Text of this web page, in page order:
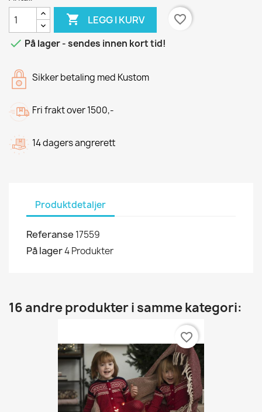
 LEGG I KURV
favorite_border
 På lager - sendes innen kort tid!
Sikker betaling med Kustom
Fri frakt over 1500,-
14 dagers angrerett
Produktdetaljer
Referanse 17559
På lager4 Produkter
16 andre produkter i samme kategori:
favorite_border